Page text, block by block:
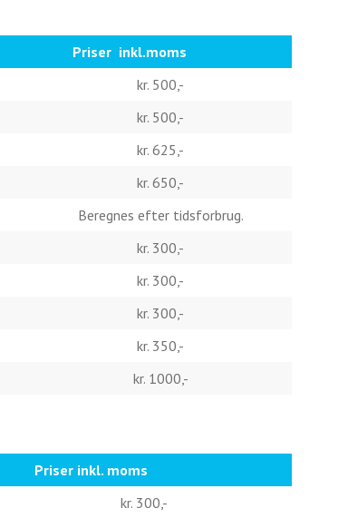
Priser inkl.moms
kr. 500,-
kr. 500,-
kr. 625,-
kr. 650,-
Beregnes efter tidsforbrug.
kr. 300,-
kr. 300,-
kr. 300,-
kr. 350,-
kr. 1000,-
Priser inkl. moms
kr. 300,-